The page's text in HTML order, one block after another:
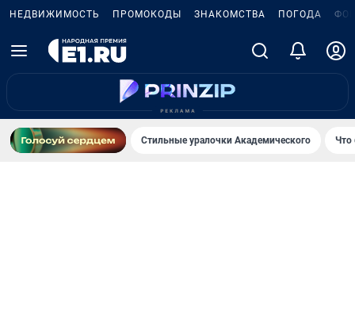
НЕДВИЖИМОСТЬ ПРОМОКОДЫ ЗНАКОМСТВА ПОГОДА
Стильные уралочки Академического Что